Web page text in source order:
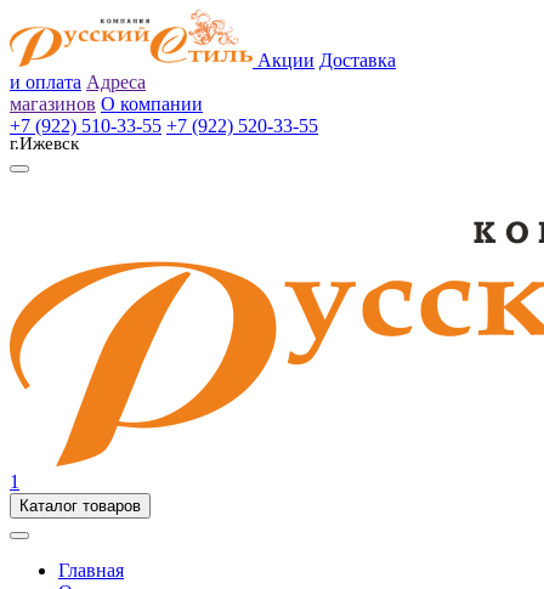
Акции Доставка
и оплата Адреса
магазинов О компании
+7 (922) 510-33-55 +7 (922) 520-33-55
г.Ижевск
1
Каталог товаров
Главная